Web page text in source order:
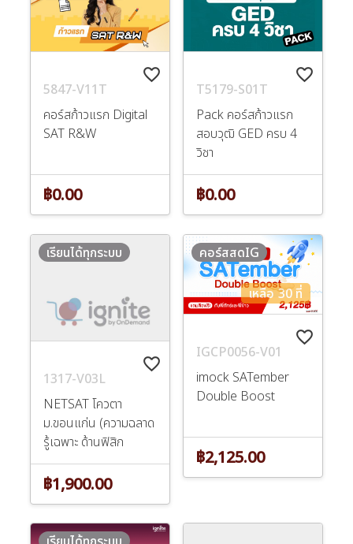
favorite_border
5847-V11T
คอร์สก้าวแรก Digital
SAT R&W
฿0.00
favorite_border
T5179-S01T
Pack คอร์สก้าวแรก
สอบวุฒิ GED ครบ 4
วิชา
฿0.00
favorite_border
1317-V03L
NETSAT โควตา
ม.ขอนแก่น (ความฉลาด
รู้เฉพาะ ด้านฟิสิก
เรียนได้ทุกระบบ
฿1,900.00
favorite_border
IGCP0056-V01
imock SATember
Double Boost
เหลือ 30 ที่
คอร์สสดIG
฿2,125.00